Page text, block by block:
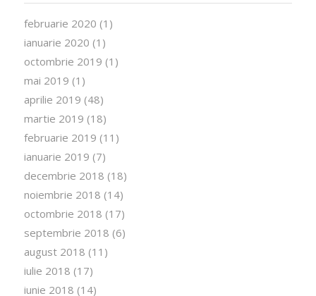
februarie 2020 (1)
ianuarie 2020 (1)
octombrie 2019 (1)
mai 2019 (1)
aprilie 2019 (48)
martie 2019 (18)
februarie 2019 (11)
ianuarie 2019 (7)
decembrie 2018 (18)
noiembrie 2018 (14)
octombrie 2018 (17)
septembrie 2018 (6)
august 2018 (11)
iulie 2018 (17)
iunie 2018 (14)